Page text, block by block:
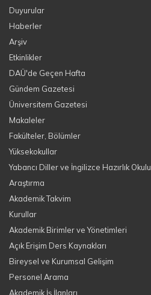
Duyurular
Haberler
Arşiv
Etkinlikler
DAÜ'de Geçen Hafta
Gündem Gazetesi
Üniversitem Gazetesi
Makaleler
Fakülteler, Bölümler
Yüksekokullar
Yabancı Diller ve İngilizce Hazırlık Okulu
Araştırma
Akademik Takvim
Kurullar
Akademik Birimler ve Yönetimleri
Açık Erişim Ders Kaynakları
Bireysel ve Kurumsal Gelişim
Personel Arama
Akademik İş İlanları